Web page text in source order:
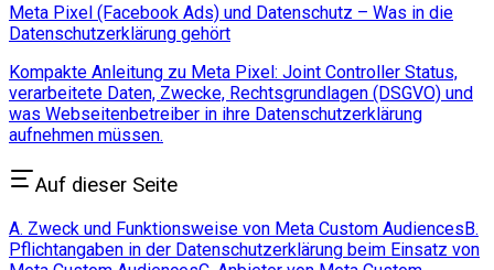
Meta Pixel (Facebook Ads) und Datenschutz – Was in die
Datenschutzerklärung gehört
Kompakte Anleitung zu Meta Pixel: Joint Controller Status,
verarbeitete Daten, Zwecke, Rechtsgrundlagen (DSGVO) und
was Webseitenbetreiber in ihre Datenschutzerklärung
aufnehmen müssen.
Auf dieser Seite
A. Zweck und Funktionsweise von Meta Custom AudiencesB.
Pflichtangaben in der Datenschutzerklärung beim Einsatz von